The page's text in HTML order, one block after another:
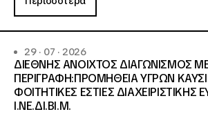
29 · 07 · 2026
ΔΙΕΘΝΗΣ ΑΝΟΙΧΤΟΣ ΔΙΑΓΩΝΙΣΜΟΣ
ΠΕΡΙΓΡΑΦΗ:ΠΡΟΜΗΘΕΙΑ ΥΓΡΩΝ
ΦΟΙΤΗΤΙΚΕΣ ΕΣΤΙΕΣ ΔΙΑΧΕΙΡΙΣΤΙΚΗΣ
Ι.ΝΕ.ΔΙ.ΒΙ.Μ.